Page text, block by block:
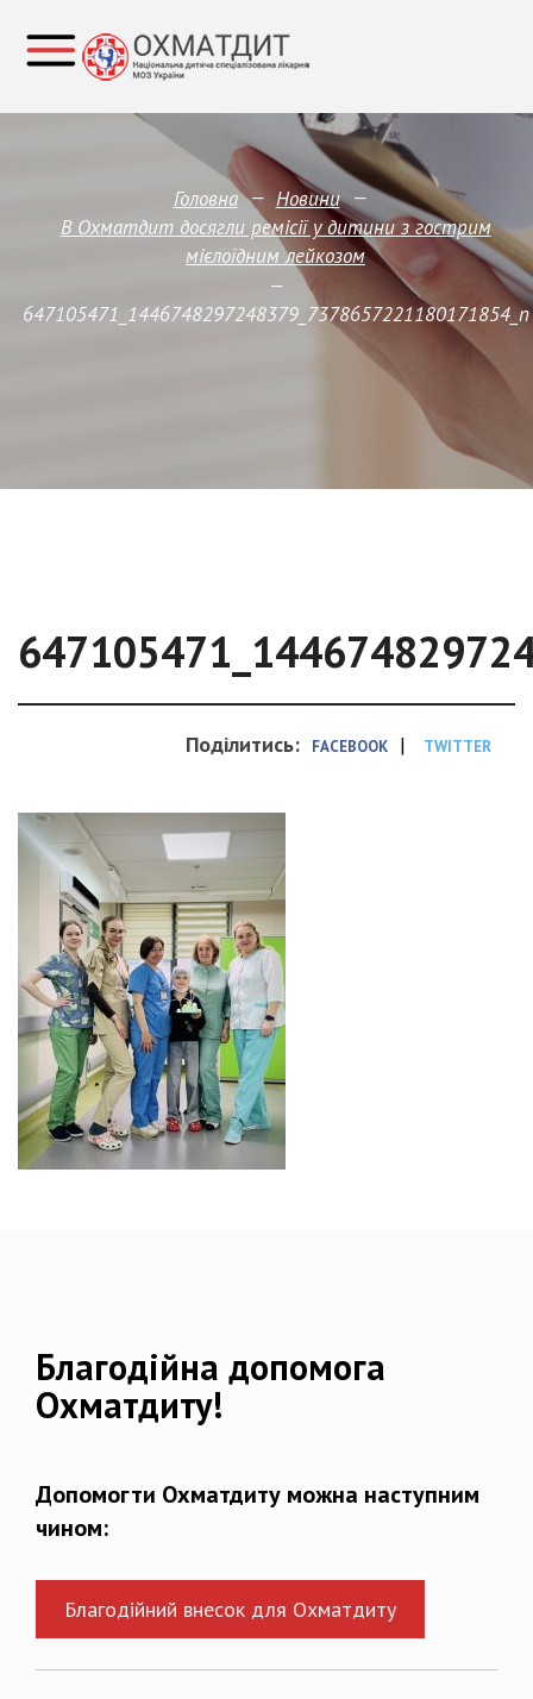
Головна — Новини —
В Охматдит досягли ремісії у дитини з гострим
мієлоїдним лейкозом
—
647105471_1446748297248379_7378657221180171854_n
Поділитись: FACEBOOK | TWITTER
Благодійна допомога
Охматдиту!
Допомогти Охматдиту можна наступним
чином:
Благодійний внесок для Охматдиту